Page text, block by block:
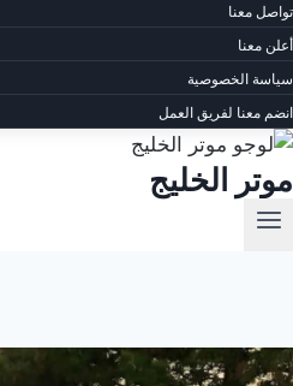
تواصل معنا
أعلن معنا
سياسة الخصوصية
انضم معنا لفريق العمل
موتر الخليج